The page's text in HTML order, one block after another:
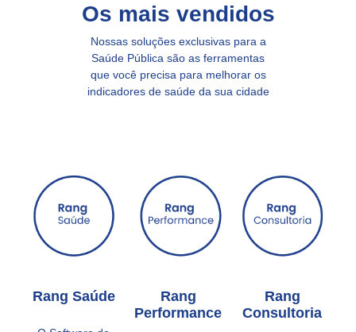
Os mais vendidos
Nossas soluções exclusivas para a
Saúde Pública são as ferramentas
que você precisa para melhorar os
indicadores de saúde da sua cidade
Rang Saúde
Rang
Performance
Rang
Consultoria